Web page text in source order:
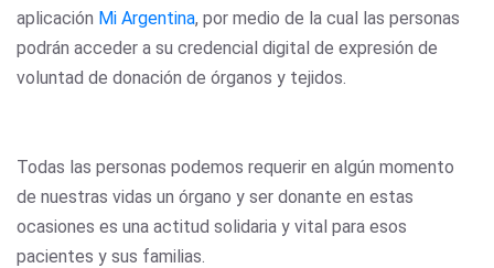
aplicación Mi Argentina, por medio de la cual las personas
podrán acceder a su credencial digital de expresión de
voluntad de donación de órganos y tejidos.
Todas las personas podemos requerir en algún momento
de nuestras vidas un órgano y ser donante en estas
ocasiones es una actitud solidaria y vital para esos
pacientes y sus familias.